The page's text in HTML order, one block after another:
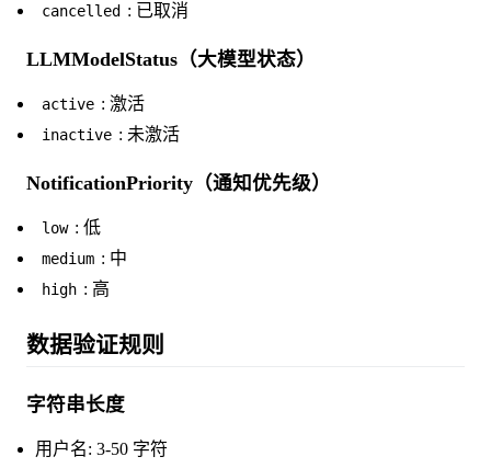
cancelled : 已取消
LLMModelStatus（大模型状态）
active : 激活
inactive : 未激活
NotificationPriority（通知优先级）
low : 低
medium : 中
high : 高
数据验证规则
字符串长度
用户名: 3-50 字符